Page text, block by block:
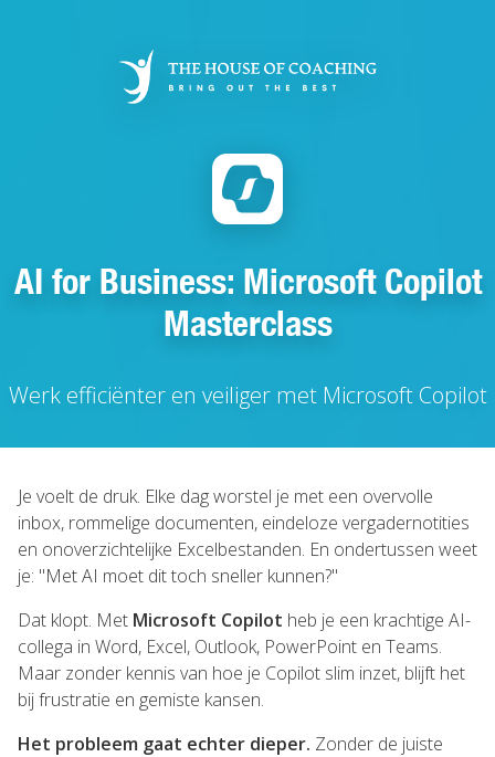
AI for Business: Microsoft Copilot
Masterclass
Werk efficiënter en veiliger met Microsoft Copilot
Je voelt de druk. Elke dag worstel je met een overvolle
inbox, rommelige documenten, eindeloze vergadernotities
en onoverzichtelijke Excelbestanden. En ondertussen weet
je: "Met AI moet dit toch sneller kunnen?"
Dat klopt. Met Microsoft Copilot heb je een krachtige AI-
collega in Word, Excel, Outlook, PowerPoint en Teams.
Maar zonder kennis van hoe je Copilot slim inzet, blijft het
bij frustratie en gemiste kansen.
Het probleem gaat echter dieper. Zonder de juiste